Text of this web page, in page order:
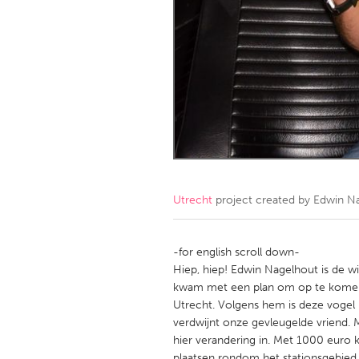
Kingston
Ottawa
South
NETHERLANDS
QATAR
Qatar
Singapore
Utrecht project created by Edwin
-for english scroll down-
Hiep, hiep! Edwin Nagelhout is de
kwam met een plan om op te
Utrecht. Volgens hem is deze
verdwijnt onze gevleugelde
hier verandering in. Met 1000 euro